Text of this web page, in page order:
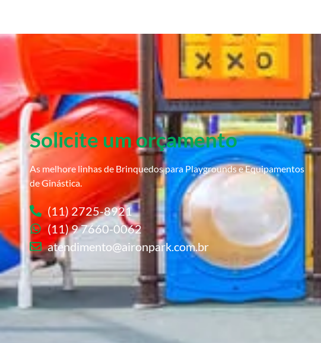
Solicite um orçamento
As melhore linhas de Brinquedos para Playgrounds e Equipamentos
de Ginástica.
(11) 2725-8921
(11) 9 7660-0062
atendimento@aironpark.com.br